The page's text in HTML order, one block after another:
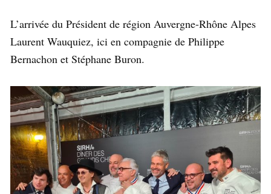
L’arrivée du Président de région Auvergne-Rhône Alpes
Laurent Wauquiez, ici en compagnie de Philippe
Bernachon et Stéphane Buron.